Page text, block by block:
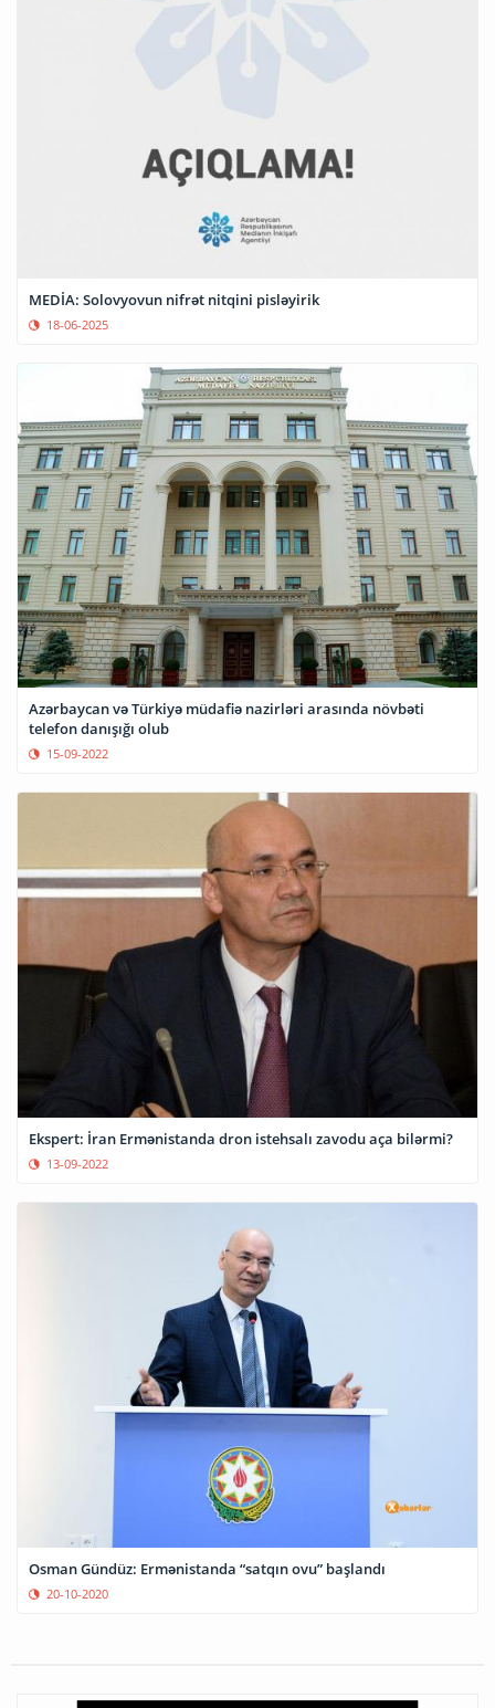
MEDİA: Solovyovun nifrət nitqini pisləyirik
18-06-2025
Azərbaycan və Türkiyə müdafiə nazirləri arasında növbəti
telefon danışığı olub
15-09-2022
Ekspert: İran Ermənistanda dron istehsalı zavodu aça bilərmi?
13-09-2022
Osman Gündüz: Ermənistanda “satqın ovu” başlandı
20-10-2020